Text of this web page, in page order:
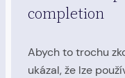
completion
Abych to trochu
ukázal, že lze